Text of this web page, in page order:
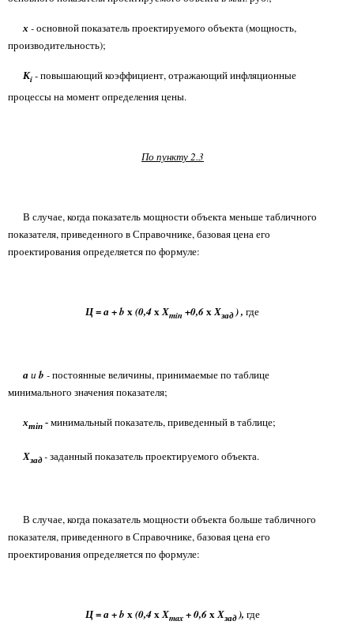
х -основной показатель проектируемого объекта (мощность,
производительность);
Кi- повышающий коэффициент, отражающий инфляционные
процессы на момент определения цены.
По пункту 2.3
В случае, когда показатель мощности объекта меньше табличного
показателя, приведенного в Справочнике, базовая цена его
проектирования определяется по формуле:
Ц=а+bх (0,4х Хmin +0,6х Хзад ),где
аи b -постоянные величины, принимаемые по таблице
минимального значения показателя;
хmin- минимальный показатель, приведенный в таблице;
Хзад-заданный показатель проектируемого объекта.
В случае, когда показатель мощности объекта больше табличного
показателя, приведенного в Справочнике, базовая цена его
проектирования определяется по формуле:
Ц=а+b х(0,4хХmax+0,6хХзад), где